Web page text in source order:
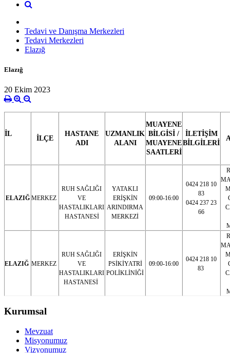
Tedavi ve Danışma Merkezleri
Tedavi Merkezleri
Elazığ
Elazığ
20 Ekim 2023
İL
İLÇE
HASTANE
ADI
UZMANLIK
ALANI
MUAYENE
BİLGİSİ /
MUAYENE
SAATLERİ
İLETİŞİM
BİLGİLERİ
ELAZIĞ MERKEZ
RUH SAĞLIĞI
VE
HASTALIKLARI
HASTANESİ
YATAKLI
ERİŞKİN
ARINDIRMA
MERKEZİ
09:00-16:00
0424 218 10
83
0424 237 23
66
ELAZIĞ MERKEZ
RUH SAĞLIĞI
VE
HASTALIKLARI
HASTANESİ
ERİŞKİN
PSİKİYATRİ
POLİKLİNİĞİ
09:00-16:00
0424 218 10
83
Kurumsal
Mevzuat
Misyonumuz
Vizyonumuz